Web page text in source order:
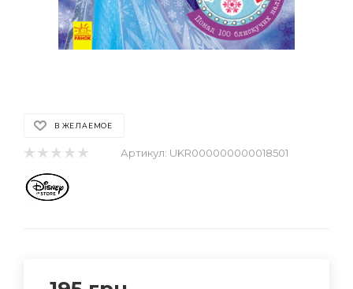
В ЖЕЛАЕМОЕ
Артикул: UKR000000000018501